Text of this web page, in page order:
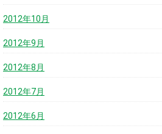
2012年10月
2012年9月
2012年8月
2012年7月
2012年6月